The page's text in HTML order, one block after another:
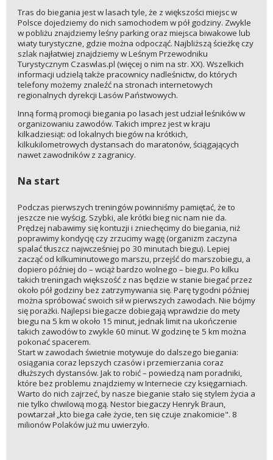
Tras do biegania jest w lasach tyle, że z większości miejsc w
Polsce dojedziemy do nich samochodem w pół godziny. Zwykle
w pobliżu znajdziemy leśny parking oraz miejsca biwakowe lub
wiaty turystyczne, gdzie można odpocząć. Najbliższą ścieżkę czy
szlak najłatwiej znajdziemy w Leśnym Przewodniku
Turystycznym Czaswlas.pl (więcej o nim na str. XX). Wszelkich
informacji udzielą także pracownicy nadleśnictw, do których
telefony możemy znaleźć na stronach internetowych
regionalnych dyrekcji Lasów Państwowych.
Inną formą promocji biegania po lasach jest udział leśników w
organizowaniu zawodów. Takich imprez jest w kraju
kilkadziesiąt: od lokalnych biegów na krótkich,
kilkukilometrowych dystansach do maratonów, ściągających
nawet zawodników z zagranicy.
Na start
Podczas pierwszych treningów powinniśmy pamiętać, że to
jeszcze nie wyścig. Szybki, ale krótki bieg nic nam nie da.
Prędzej nabawimy się kontuzji i zniechęcimy do biegania, niż
poprawimy kondycję czy zrzucimy wagę (organizm zaczyna
spalać tłuszcz najwcześniej po 30 minutach biegu). Lepiej
zacząć od kilkuminutowego marszu, przejść do marszobiegu, a
dopiero później do – wciąż bardzo wolnego – biegu. Po kilku
takich treningach większość z nas będzie w stanie biegać przez
około pół godziny bez zatrzymywania się. Parę tygodni później
można spróbować swoich sił w pierwszych zawodach. Nie bójmy
się porażki. Najlepsi biegacze dobiegają wprawdzie do mety
biegu na 5 km w około 15 minut, jednak limit na ukończenie
takich zawodów to zwykle 60 minut. W godzinę te 5 km można
pokonać spacerem.
Start w zawodach świetnie motywuje do dalszego biegania:
osiągania coraz lepszych czasów i przemierzania coraz
dłuższych dystansów. Jak to robić – powiedzą nam poradniki,
które bez problemu znajdziemy w Internecie czy księgarniach.
Warto do nich zajrzeć, by nasze bieganie stało się stylem życia a
nie tylko chwilową mogą. Nestor biegaczy Henryk Braun,
powtarzał „kto biega całe życie, ten się czuje znakomicie". 8
milionów Polaków już mu uwierzyło.